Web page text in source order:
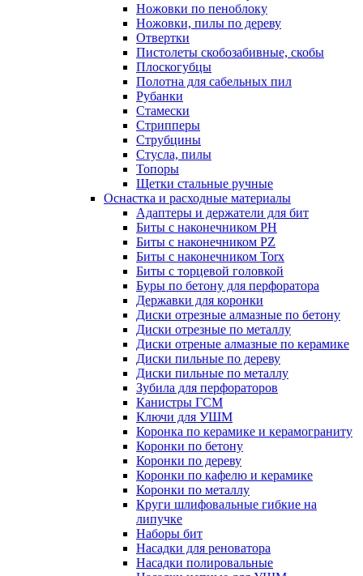
Ножовки по пеноблоку
Ножовки, пилы по дереву
Отвертки
Пистолеты скобозабивные, скобы
Плоскогубцы
Полотна для сабельных пил
Рубанки
Стамески
Стрипперы
Струбцины
Стусла, пилы
Топоры
Щетки стальные ручные
Оснастка и расходные материалы
Адаптеры и держатели для бит
Биты с наконечником PH
Биты с наконечником PZ
Биты с наконечником Torx
Биты с торцевой головкой
Буры по бетону для перфоратора
Державки для коронки
Диски отрезные алмазные по бетону
Диски отрезные по металлу
Диски отреные алмазные по керамике
Диски пильные по дереву
Диски пильные по металлу
Зубила для перфораторов
Канистры ГСМ
Ключи для УШМ
Коронка по керамике и керамограниту
Коронки по бетону
Коронки по дереву
Коронки по кафелю и керамике
Коронки по металлу
Круги шлифовальные гибкие на
липучке
Наборы бит
Насадки для реноватора
Насадки полировальные